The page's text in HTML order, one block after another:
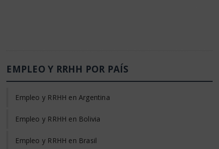
EMPLEO Y RRHH POR PAÍS
Empleo y RRHH en Argentina
Empleo y RRHH en Bolivia
Empleo y RRHH en Brasil